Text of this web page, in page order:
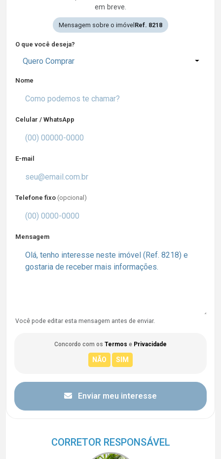
em breve.
Mensagem sobre o imóvelRef. 8218
O que você deseja?
Quero Comprar
Nome
Celular / WhatsApp
E-mail
Telefone fixo (opcional)
Mensagem
Você pode editar esta mensagem antes de enviar.
Concordo com os Termos e Privacidade
Enviar meu interesse
CORRETOR RESPONSÁVEL